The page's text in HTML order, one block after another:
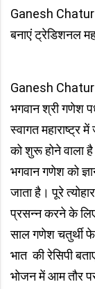
Ganesh
बनाएं ट्रेडिशनल
Ganesh
भगवान श्री गणेश
स्वागत महाराष्ट्र
को शुरू होने वाला
भगवान गणेश को
जाता है। पूरे
प्रसन्न करने के
साल गणेश चतुर्थी
भात की रेसिपी
भोजन में आम तौर